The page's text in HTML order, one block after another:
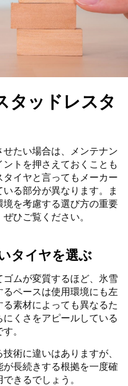
タッドレスタ
たい場合は、メンテナン
トを押さえておくことも
イヤと言ってもメーカー
る部分が異なります。ま
を考慮する選び方の重要
ひご覧ください。
タイヤを選ぶ
ムが変質するほど、氷雪
ペースは使用環境にも左
素材によっても異なるた
くさをアピールしている
。
術に違いはありますが、
長続きする根拠を一度確
きるでしょう。